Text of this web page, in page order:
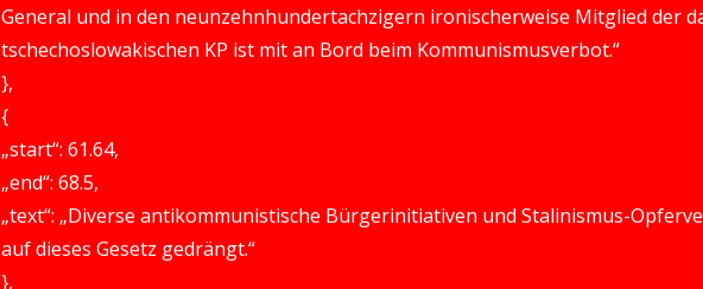
General und in den neunzehnhundertachzigern ironischerweise Mitglied der
tschechoslowakischen KP ist mit an Bord beim Kommunismusverbot.“
},
{
„start“: 61.64,
„end“: 68.5,
„text“: „Diverse antikommunistische Bürgerinitiativen und Stalinismus-
auf dieses Gesetz gedrängt.“
},